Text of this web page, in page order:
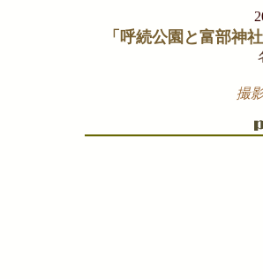
「呼続公園と富部神社
撮